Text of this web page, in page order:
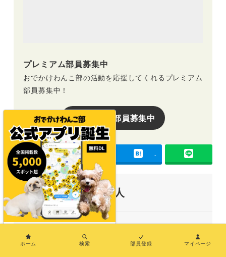
プレミアム部員募集中
おでかけわんこ部の活動を応援してくれるプレミアム
部員募集中！
プレミアム部員募集中
- - -
この記事を書いた人
ホーム 検索 部員登録 マイページ